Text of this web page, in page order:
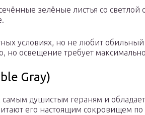
зелёные листья со светлой
условиях, но не любит
но освещение требует
Gray)
самым душистым гераням и
его настоящим сокровищем